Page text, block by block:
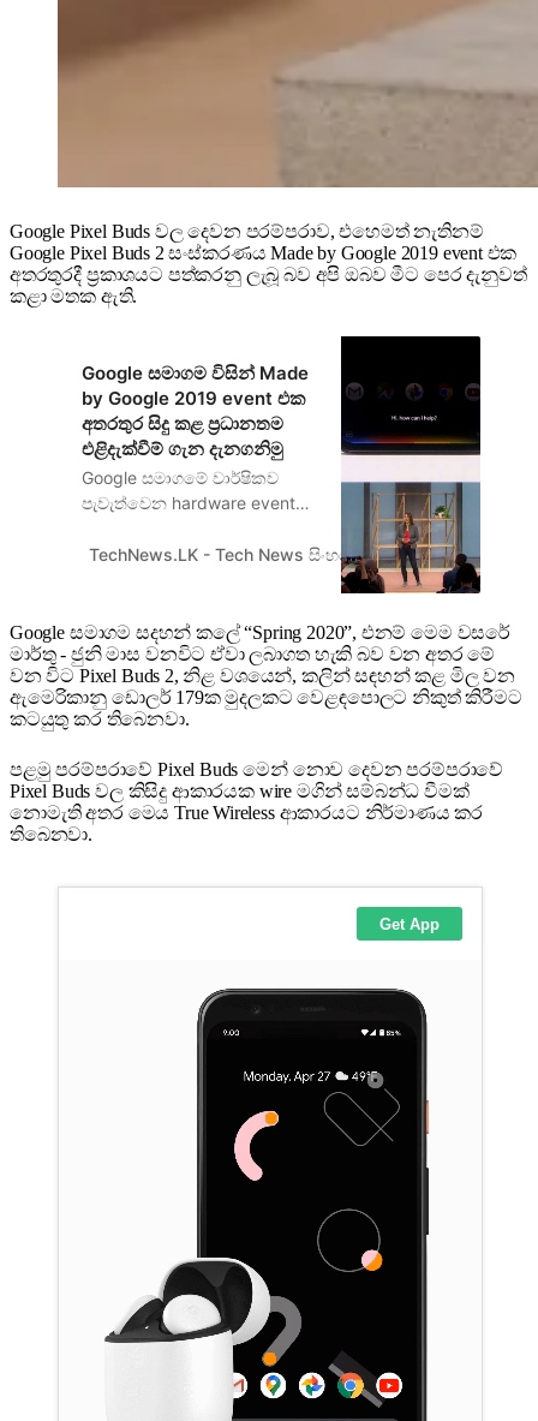
Google Pixel Buds වල දෙවන පරම්පරාව, එහෙමත් නැතිනම්
Google Pixel Buds 2 සංස්කරණය Made by Google 2019 event එක
අතරතුරදී ප්‍රකාශයට පත්කරනු ලැබූ බව අපි ඔබව මීට පෙර දැනුවත්
කළා මතක ඇති.
Google සමාගම විසින් Made
by Google 2019 event එක
අතරතුර සිදු කළ ප්‍රධානතම
එළිදැක්වීම් ගැන දැනගනිමු
Google සමාගමේ වාර්ෂිකව
පැවැත්වෙන hardware event
event එකේ මේ වර්ෂය සඳහා වූ
කටයුතු කළා. ලොව පුරා
බොහෝ දෙනෙකු මේ event
එක දෙස නොයිවසිල්ලෙන් බළා
සිටින්නේ මෙහිදී ප්‍රධාන
වශයෙන්ම Google Pixel ජංගම
දුරකථනය එළිදැ…
TechNews.LK - Tech News සිංහලෙන් Kasun
Google සමාගම සදහන් කලේ “Spring 2020”, එනම් මෙම වසරේ
මාර්තු - ජුනි මාස වනවිට ඒවා ලබාගත හැකි බව වන අතර මේ
වන විට Pixel Buds 2, නිළ වශයෙන්, කලින් සඳහන් කළ මිල වන
ඇමෙරිකානු ඩොලර් 179ක මුදලකට වෙළඳපොලට නිකුත් කිරීමට
කටයුතු කර තිබෙනවා.
පළමු පරම්පරාවේ Pixel Buds මෙන් නොව දෙවන පරම්පරාවේ
Pixel Buds වල කිසිදු ආකාරයක wire මගින් සම්බන්ධ වීමක්
නොමැති අතර මෙය True Wireless ආකාරයට නිර්මාණය කර
තිබෙනවා.